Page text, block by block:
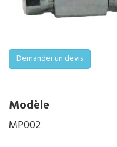
Demander un devis
Modèle
MP002